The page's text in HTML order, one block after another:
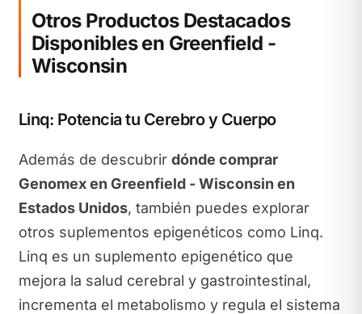
Otros Productos Destacados
Disponibles en Greenfield -
Wisconsin
Linq: Potencia tu Cerebro y Cuerpo
Además de descubrir dónde comprar
Genomex en Greenfield - Wisconsin en
Estados Unidos, también puedes explorar
otros suplementos epigenéticos como Linq.
Linq es un suplemento epigenético que
mejora la salud cerebral y gastrointestinal,
incrementa el metabolismo y regula el sistema